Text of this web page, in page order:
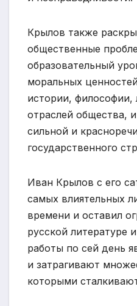
Крылов также
общественные
образовательный
моральных
истории, философии,
отраслей общества,
сильной и
государственного
Иван Крылов с его
самых влиятельных
времени и оставил
русской литературе
работы по сей день
и затрагивают
которыми